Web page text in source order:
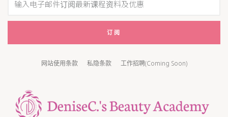
订阅
网站使用条款 私隐条款 工作招聘(Coming Soon)